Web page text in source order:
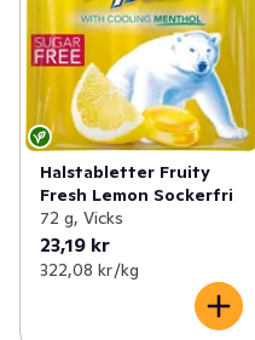
Halstabletter Fruity
Fresh Lemon Sockerfri
72 g, Vicks
23,19 kr
322,08 kr /kg